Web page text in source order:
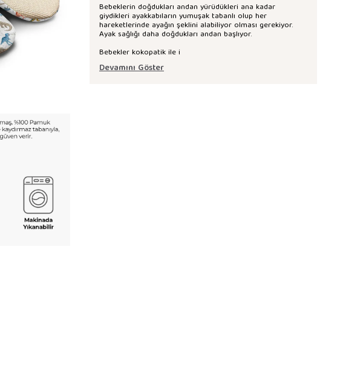
Bebeklerin doğdukları andan yürüdükleri ana kadar
giydikleri ayakkabıların yumuşak tabanlı olup her
hareketlerinde ayağın şeklini alabiliyor olması gerekiyor.
Ayak sağlığı daha doğdukları andan başlıyor.
Bebekler kokopatik ile i
Devamını Göster